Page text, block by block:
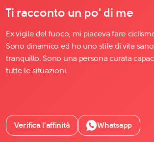
Ti racconto un po' di me
Ex vigile del fuoco, mi piaceva fare
Sono dinamico ed ho uno stile di vita
tranquillo. Sono una persona curata
tutte le situazioni.
Verifica l’affinità Whatsapp